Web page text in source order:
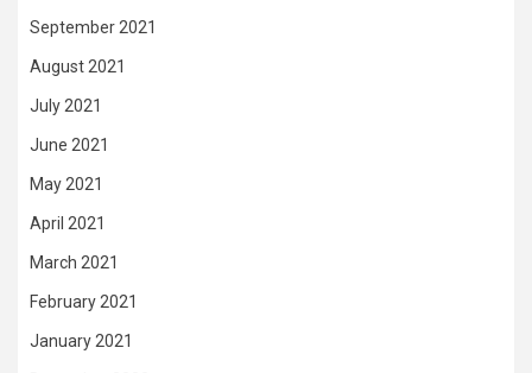
September 2021
August 2021
July 2021
June 2021
May 2021
April 2021
March 2021
February 2021
January 2021